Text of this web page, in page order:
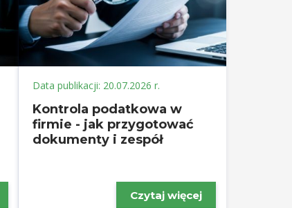
Data publikacji: 20.07.2026 r.
Kontrola podatkowa w
firmie - jak przygotować
dokumenty i zespół
Czytaj więcej